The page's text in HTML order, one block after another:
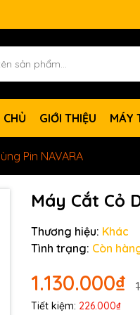
GIỚI THIỆU MÁY
Pin NAVARA
Máy Cắt Cỏ
Thương hiệu: Khác
Tình trạng: Còn
1.130.000₫
Tiết kiệm: 226.000₫